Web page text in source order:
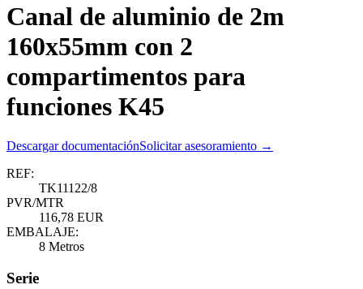
Canal de aluminio de 2m
160x55mm con 2
compartimentos para
funciones K45
Descargar documentaciónSolicitar asesoramiento →
REF:
TK11122/8
PVR/MTR
116,78 EUR
EMBALAJE:
8 Metros
Serie